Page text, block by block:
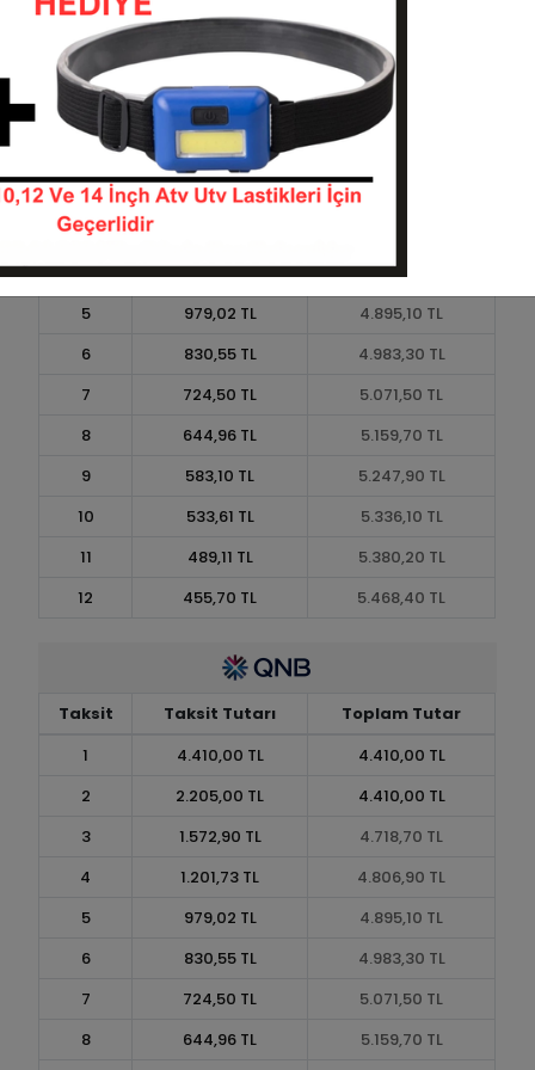
Taksit Taksit Tutarı
Toplam Tutar
4.410,00 TL
2
2.205,00 TL
4.410,00 TL
3
4
1.201,73 TL
4.806,90 TL
5
979,02 TL
4.895,10 TL
6
830,55 TL
4.983,30 TL
7
724,50 TL
5.071,50 TL
8
644,96 TL
5.159,70 TL
9
583,10 TL
5.247,90 TL
10
533,61 TL
5.336,10 TL
11
489,11 TL
5.380,20 TL
12
455,70 TL 5.468,40 TL
Taksit Taksit Tutarı
Toplam Tutar
1
4.410,00 TL
4.410,00 TL
2
2.205,00 TL
4.410,00 TL
3
1.572,90 TL
4.718,70 TL
4
1.201,73 TL
4.806,90 TL
5
979,02 TL
4.895,10 TL
6
830,55 TL
4.983,30 TL
7
724,50 TL
5.071,50 TL
8
644,96 TL
5.159,70 TL